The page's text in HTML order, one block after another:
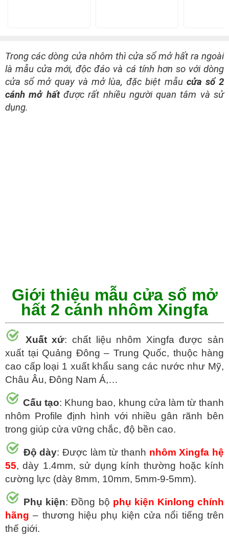
Trong các dòng cửa nhôm thì cửa sổ mở hất ra ngoài
là mẫu cửa mới, độc đáo và cá tính hơn so với dòng
cửa sổ mở quay và mở lùa, đặc biệt mẫu cửa sổ 2
cánh mở hấtđược rất nhiều người quan tâm và sử
dụng.
Giới thiệu mẫu cửa sổ mở
hất 2 cánh nhôm Xingfa
Xuất xứ: chất liệu nhôm Xingfa được sản
xuất tại Quảng Đông – Trung Quốc, thuộc hàng
cao cấp loại 1 xuất khẩu sang các nước như Mỹ,
Châu Âu, Đông Nam Á,…
Cấu tạo: Khung bao, khung cửa làm từ thanh
nhôm Profile định hình với nhiều gân rãnh bên
trong giúp cửa vững chắc, độ bền cao.
Độ dày: Được làm từ thanh nhôm Xingfa hệ
55, dày 1.4mm, sử dụng kính thường hoặc kính
cường lực (dày 8mm, 10mm, 5mm-9-5mm).
Phụ kiện: Đồng bộ phụ kiện Kinlong chính
hãng – thương hiệu phụ kiện cửa nổi tiếng trên
thế giới.